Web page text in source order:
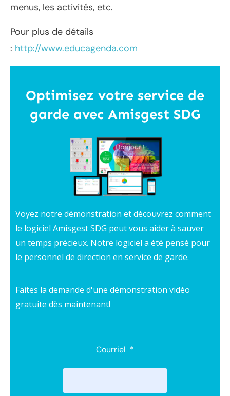
menus, les activités, etc.
Pour plus de détails
: http://www.educagenda.com
Optimisez votre service de
garde avec Amisgest SDG
Voyez notre démonstration et découvrez comment
le logiciel Amisgest SDG peut vous aider à sauver
un temps précieux. Notre logiciel a été pensé pour
le personnel de direction en service de garde.
Faites la demande d'une démonstration vidéo
gratuite dès maintenant!
Courriel *